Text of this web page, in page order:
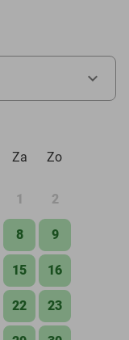
Za Zo
1 2
8 9
15 16
22 23